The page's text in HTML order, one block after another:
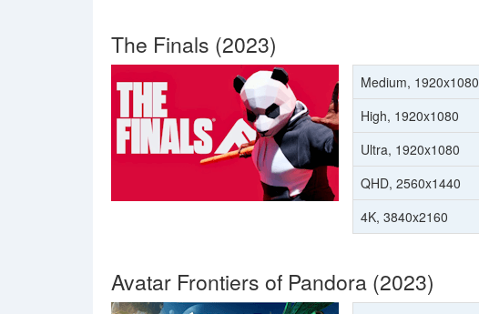
The Finals (2023)
Medium, 1920x1080
High, 1920x1080
Ultra, 1920x1080
QHD, 2560x1440
4K, 3840x2160
Avatar Frontiers of Pandora (2023)